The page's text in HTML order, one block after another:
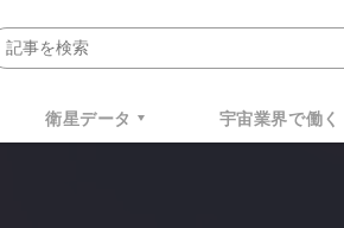
衛星データ 宇宙業界で働く